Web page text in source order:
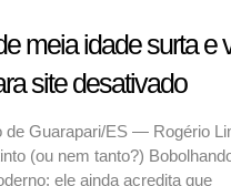
meia idade surta e
site desativado
de Guarapari/ES — Rogério
(ou nem tanto?)
ele ainda acredita que